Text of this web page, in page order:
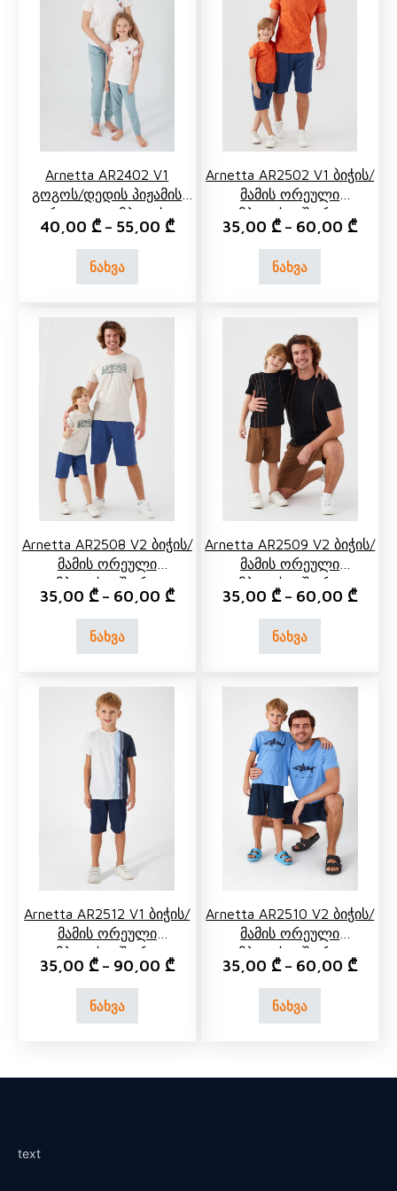
Arnetta AR2402 V1
Გოგოს/დედის Პიჟამის
Ორეული Კომპლექტი
Შარვლით
40,00 ₾– 55,00 ₾
ნახვა
Arnetta AR2502 V1 Ბიჭის/
Მამის Ორეული
Კომპლექტი Შორტით
35,00 ₾– 60,00 ₾
ნახვა
Arnetta AR2508 V2 Ბიჭის/
Მამის Ორეული
Კომპლექტი Შორტით
35,00 ₾– 60,00 ₾
ნახვა
Arnetta AR2509 V2 Ბიჭის/
Მამის Ორეული
Კომპლექტი Შორტით
35,00 ₾– 60,00 ₾
ნახვა
Arnetta AR2512 V1 Ბიჭის/
Მამის Ორეული
Კომპლექტი Შორტით
35,00 ₾– 90,00 ₾
ნახვა
Arnetta AR2510 V2 Ბიჭის/
Მამის Ორეული
Კომპლექტი Შორტით
35,00 ₾– 60,00 ₾
ნახვა
text